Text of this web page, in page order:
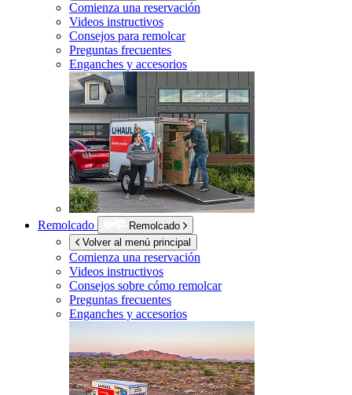
Comienza una reservación
Videos instructivos
Consejos para remolcar
Preguntas frecuentes
Enganches y accesorios
Remolcado
Remolcado
Volver al menú principal
Comienza una reservación
Videos instructivos
Consejos sobre cómo remolcar
Preguntas frecuentes
Enganches y accesorios